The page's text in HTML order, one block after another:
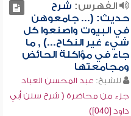
الفهرس: شرح
حديث: (... جامعوهن
في البيوت واصنعوا كل
شيء غير النكاح...) , ما
جاء في مؤاكلة الحائض
ومجامعتها
للشيخ: عبد المحسن العباد
جزء من محاضرة ( شرح سنن أبي
داود [040])